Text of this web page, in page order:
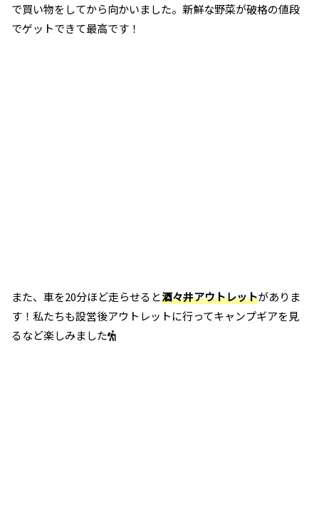
で買い物をしてから向かいました。新鮮な野菜が破格の値段
でゲットできて最高です！
また、車を20分ほど走らせると酒々井アウトレットがありま
す！私たちも設営後アウトレットに行ってキャンプギアを見
るなど楽しみました